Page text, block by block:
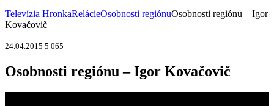
Televízia HronkaRelácieOsobnosti regiónuOsobnosti regiónu – Igor
Kovačovič
24.04.2015 5 065
Osobnosti regiónu – Igor Kovačovič